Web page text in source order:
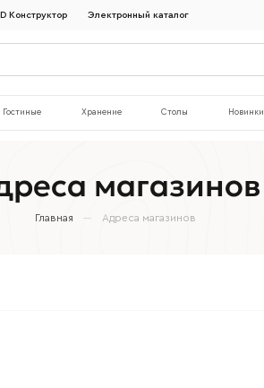
Конструктор Электронный каталог
Гостиные Хранение Столы Новинки
магазинов
Главная Адреса магазинов